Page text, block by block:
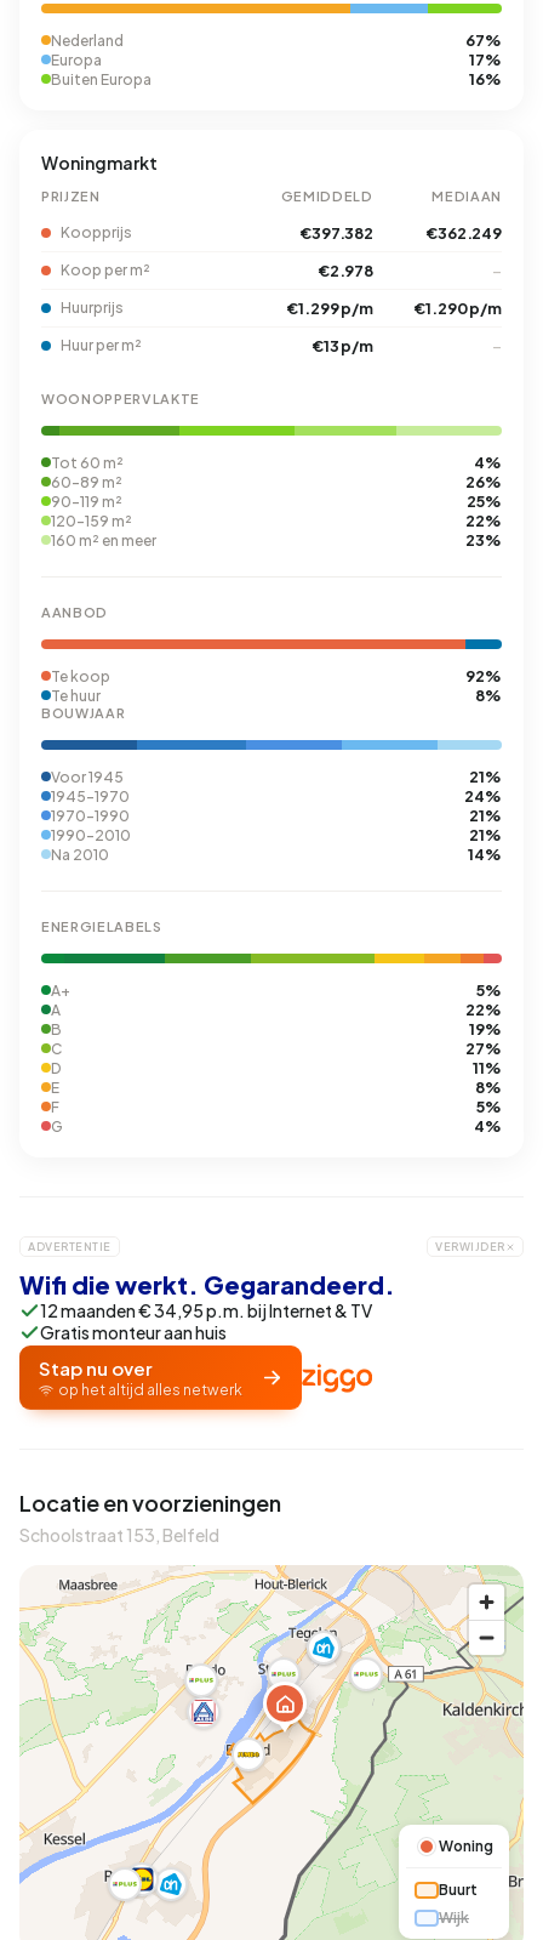
Nederland 67%
Europa 17%
Buiten Europa 16%
Woningmarkt
PRIJZEN GEMIDDELD MEDIAAN
Koopprijs €397.382 €362.249
Koop per m² €2.978 –
Huurprijs €1.299 p/m €1.290 p/m
Huur per m² €13 p/m –
WOONOPPERVLAKTE
Tot 60 m² 4%
60-89 m² 26%
90-119 m² 25%
120-159 m² 22%
160 m² en meer 23%
AANBOD
Te koop 92%
Te huur 8%
BOUWJAAR
Voor 1945 21%
1945-1970 24%
1970-1990 21%
1990-2010 21%
Na 2010 14%
ENERGIELABELS
A+ 5%
A 22%
B 19%
C 27%
D 11%
E 8%
F 5%
G 4%
ADVERTENTIE VERWIJDER
Wifi die werkt. Gegarandeerd.
12 maanden € 34,95 p.m. bij Internet & TV
Gratis monteur aan huis
Stap nu over
op het altijd alles netwerk
Locatie en voorzieningen
Schoolstraat 153, Belfeld
Woning
Buurt
Wijk